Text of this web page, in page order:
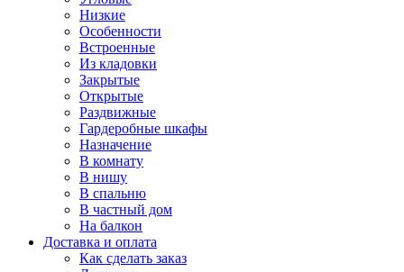
Низкие
Особенности
Встроенные
Из кладовки
Закрытые
Открытые
Раздвижные
Гардеробные шкафы
Назначение
В комнату
В нишу
В спальню
В частный дом
На балкон
Доставка и оплата
Как сделать заказ